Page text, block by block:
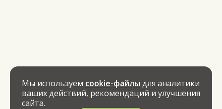
Мы используем cookie-файлы для аналитики
ваших действий, рекомендаций и улучшения
сайта.